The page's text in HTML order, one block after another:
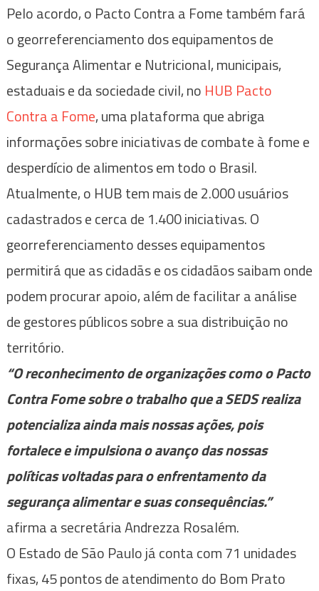
Pelo acordo, o Pacto Contra a Fome também fará
o georreferenciamento dos equipamentos de
Segurança Alimentar e Nutricional, municipais,
estaduais e da sociedade civil, no HUB Pacto
Contra a Fome, uma plataforma que abriga
informações sobre iniciativas de combate à fome e
desperdício de alimentos em todo o Brasil.
Atualmente, o HUB tem mais de 2.000 usuários
cadastrados e cerca de 1.400 iniciativas. O
georreferenciamento desses equipamentos
permitirá que as cidadãs e os cidadãos saibam onde
podem procurar apoio, além de facilitar a análise
de gestores públicos sobre a sua distribuição no
território.
“O reconhecimento de organizações como o Pacto
Contra Fome sobre o trabalho que a SEDS realiza
potencializa ainda mais nossas ações, pois
fortalece e impulsiona o avanço das nossas
políticas voltadas para o enfrentamento da
segurança alimentar e suas consequências.”
afirma a secretária Andrezza Rosalém.
O Estado de São Paulo já conta com 71 unidades
fixas, 45 pontos de atendimento do Bom Prato